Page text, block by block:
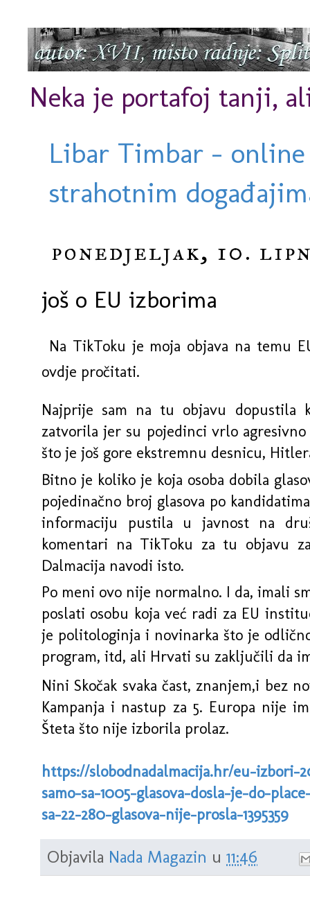
Neka je portafoj tanji,
Libar Timbar -
strahotnim
ponedjeljak, 10.
još o EU izborima
Na TikToku je moja objava na temu
ovdje pročitati.
Najprije sam na tu objavu dopustila
zatvorila jer su pojedinci vrlo
što je još gore ekstremnu desnicu,
Bitno je koliko je koja osoba dobila
pojedinačno broj glasova po
informaciju pustila u javnost na
komentari na TikToku za tu objavu
Dalmacija navodi isto.
Po meni ovo nije normalno. I da, imali
poslati osobu koja već radi za EU
je politologinja i novinarka što je
program, itd, ali Hrvati su zaključili da
Nini Skočak svaka čast, znanjem,i bez
Kampanja i nastup za 5. Europa nije
Šteta što nije izborila prolaz.
https://slobodnadalmacija.hr/eu-izbori-
samo-sa-1005-glasova-dosla-je-do-
sa-22-280-glasova-nije-prosla-1395359
Objavila Nada Magazin u 11:46